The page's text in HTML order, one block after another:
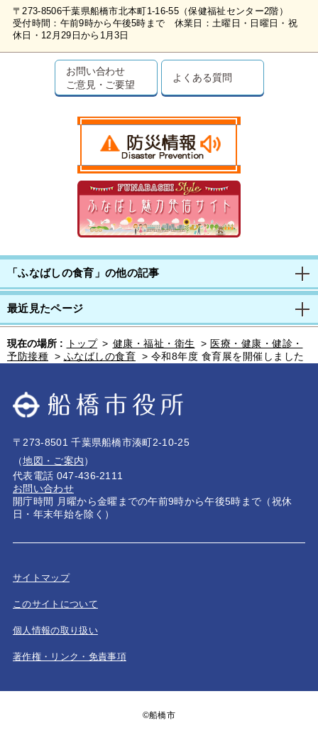
〒273-8506千葉県船橋市北本町1-16-55（保健福祉センター2階）
受付時間：午前9時から午後5時まで 休業日：土曜日・日曜日・祝
休日・12月29日から1月3日
お問い合わせ
ご意見・ご要望
よくある質問
「ふなばしの食育」の他の記事
最近見たページ
現在の場所 : トップ > 健康・福祉・衛生 > 医療・健康・健診・
予防接種 > ふなばしの食育 > 令和8年度 食育展を開催しました
〒273-8501 千葉県船橋市湊町2-10-25
（地図・ご案内）
代表電話 047-436-2111
お問い合わせ
開庁時間 月曜から金曜までの午前9時から午後5時まで（祝休
日・年末年始を除く）
サイトマップ
このサイトについて
個人情報の取り扱い
著作権・リンク・免責事項
©船橋市